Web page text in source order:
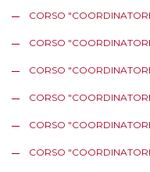
CORSO
CORSO
CORSO
CORSO
CORSO
CORSO